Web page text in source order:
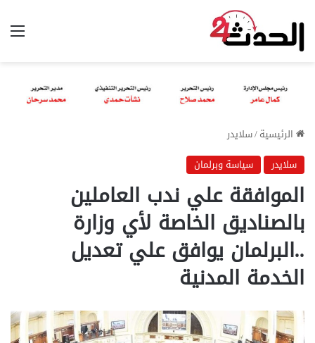
الرئيسية/سلايدر
سلايدر
سياسة وبرلمان
الموافقة علي ندب العاملين
بالصناديق الخاصة لأي وزارة
..البرلمان يوافق علي تعديل
الخدمة المدنية